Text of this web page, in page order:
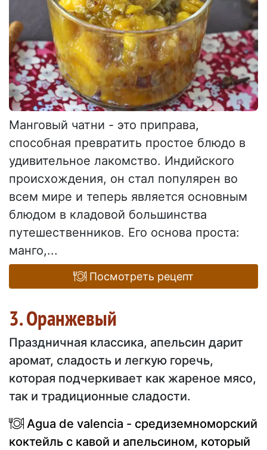
Манговый чатни - это приправа,
способная превратить простое блюдо в
удивительное лакомство. Индийского
происхождения, он стал популярен во
всем мире и теперь является основным
блюдом в кладовой большинства
путешественников. Его основа проста:
манго,...
Посмотреть рецепт
3. Оранжевый
Праздничная классика, апельсин дарит
аромат, сладость и легкую горечь,
которая подчеркивает как жареное мясо,
так и традиционные сладости.
Agua de valencia - средиземноморский
коктейль с кавой и апельсином, который